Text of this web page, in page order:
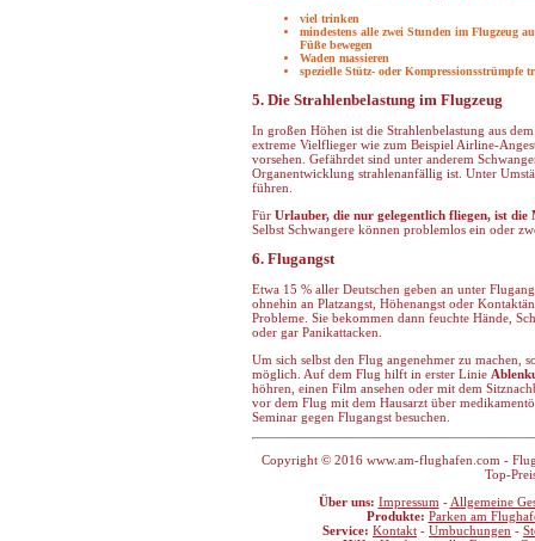
viel trinken
mindestens alle zwei Stunden im Flugzeug
Füße bewegen
Waden massieren
spezielle Stütz- oder Kompressionsstrümpfe
5. Die Strahlenbelastung im Flugzeug
In großen Höhen ist die Strahlenbelastung aus
extreme Vielflieger wie zum Beispiel Airline-
vorsehen. Gefährdet sind unter anderem
Organentwicklung strahlenanfällig ist. Unter
führen.
Für Urlauber, die nur gelegentlich fliegen, ist
Selbst Schwangere können problemlos ein oder
6. Flugangst
Etwa 15 % aller Deutschen geben an unter
ohnehin an Platzangst, Höhenangst oder
Probleme. Sie bekommen dann feuchte Hände,
oder gar Panikattacken.
Um sich selbst den Flug angenehmer zu machen,
möglich. Auf dem Flug hilft in erster Linie
höhren, einen Film ansehen oder mit dem
vor dem Flug mit dem Hausarzt über
Seminar gegen Flugangst besuchen.
Copyright © 2016 www.am-flughafen.com -
Top-
Über uns: Impressum - Allgemeine
Produkte: Parken am
Service: Kontakt - Umbuchungen -